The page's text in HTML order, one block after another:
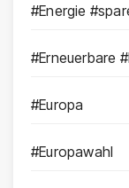
#Energie
#Erneuerbare
#Europa
#Europawahl